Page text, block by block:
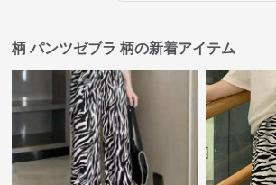
柄 パンツゼブラ 柄の新着アイテム